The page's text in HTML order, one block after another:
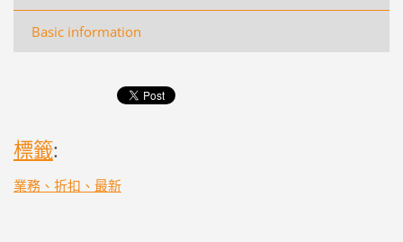
Basic information
標籤:
業務、折扣、最新